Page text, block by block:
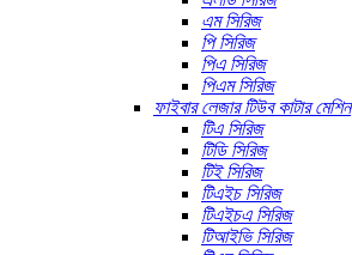
এম সিরিজ
পি সিরিজ
পিএ সিরিজ
পিএম সিরিজ
ফাইবার লেজার টিউব কাটার মেশিন
টিএ সিরিজ
টিডি সিরিজ
টিই সিরিজ
টিএইচ সিরিজ
টিএইচএ সিরিজ
টিআইভি সিরিজ